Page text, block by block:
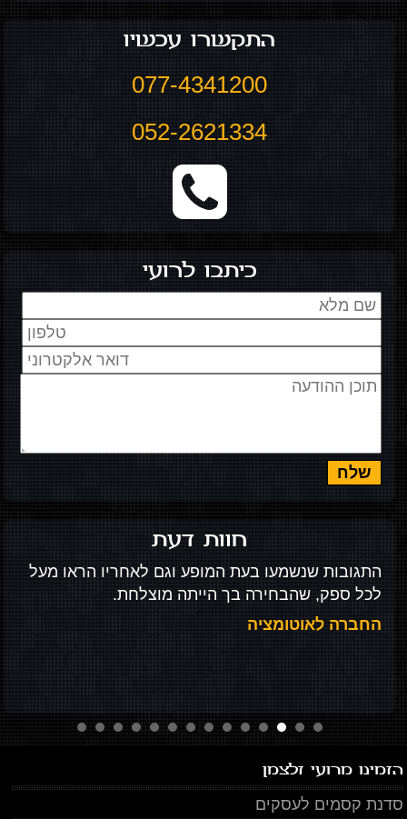
התקשרו עכשיו
077-4341200
052-2621334
כיתבו לרועי
חוות דעת
התגובות שנשמעו בעת המופע וגם לאחריו הראו מעל
לכל ספק, שהבחירה בך הייתה מוצלחת.
החברה לאוטומציה
הזמינו מרועי זלצמן
סדנת קסמים לעסקים